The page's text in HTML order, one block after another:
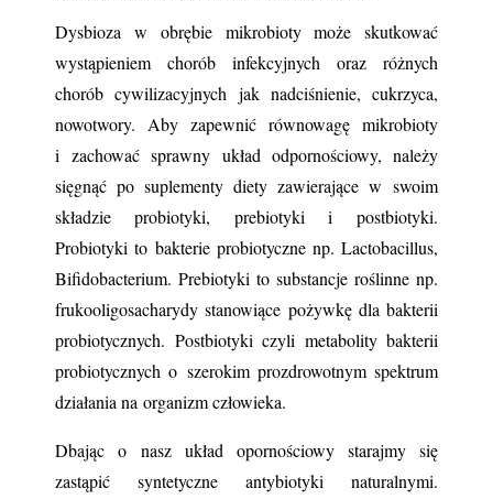
Dysbioza w obrębie mikrobioty może skutkować
wystąpieniem chorób infekcyjnych oraz różnych
chorób cywilizacyjnych jak nadciśnienie, cukrzyca,
nowotwory. Aby zapewnić równowagę mikrobioty
i zachować sprawny układ odpornościowy, należy
sięgnąć po suplementy diety zawierające w swoim
składzie probiotyki, prebiotyki i postbiotyki.
Probiotyki to bakterie probiotyczne np. Lactobacillus,
Bifidobacterium. Prebiotyki to substancje roślinne np.
frukooligosacharydy stanowiące pożywkę dla bakterii
probiotycznych. Postbiotyki czyli metabolity bakterii
probiotycznych o szerokim prozdrowotnym spektrum
działania na organizm człowieka.
Dbając o nasz układ opornościowy starajmy się
zastąpić syntetyczne antybiotyki naturalnymi.